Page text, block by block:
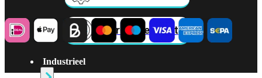
Fabric Overzicht
Industrieel